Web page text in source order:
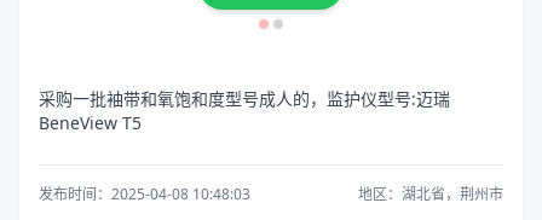
采购一批袖带和氧饱和度型号成人的，监护仪型号:迈瑞
BeneView T5
发布时间：2025-04-08 10:48:03 地区：湖北省，荆州市